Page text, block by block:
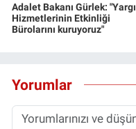
Adalet Bakanı Gürlek: "Yargı
Hizmetlerinin Etkinliği
Bürolarını kuruyoruz"
Yorumlar